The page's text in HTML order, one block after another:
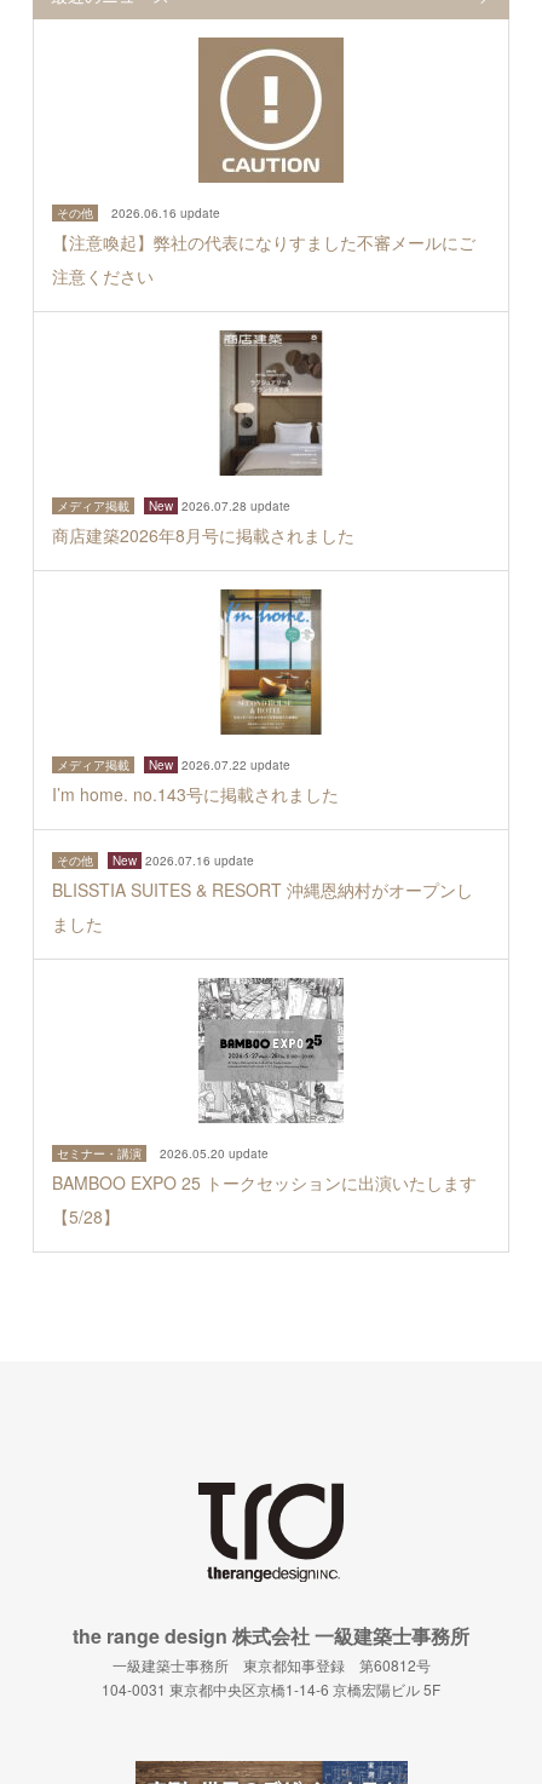
その他 2026.06.16 update
【注意喚起】弊社の代表になりすました不審メールにご
注意ください
メディア掲載 New 2026.07.28 update
商店建築2026年8月号に掲載されました
メディア掲載 New 2026.07.22 update
I’m home. no.143号に掲載されました
その他 New 2026.07.16 update
BLISSTIA SUITES & RESORT 沖縄恩納村がオープンし
ました
セミナー・講演 2026.05.20 update
BAMBOO EXPO 25 トークセッションに出演いたします
【5/28】
the range design 株式会社 一級建築士事務所
一級建築士事務所 東京都知事登録 第60812号
104-0031 東京都中央区京橋1-14-6 京橋宏陽ビル 5F